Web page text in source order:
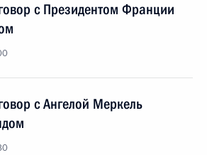
с Президентом Франции
с Ангелой Меркель